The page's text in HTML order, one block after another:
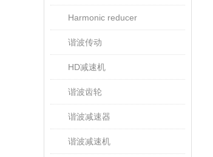
Harmonic reducer
谐波传动
HD减速机
谐波齿轮
谐波减速器
谐波减速机